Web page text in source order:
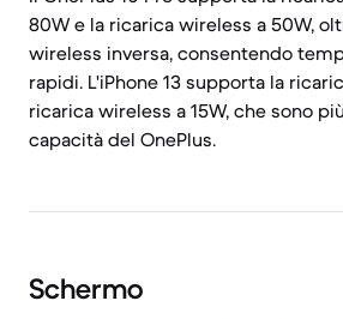
80W e la ricarica wireless a 50W,
wireless inversa, consentendo
rapidi. L'iPhone 13 supporta la
ricarica wireless a 15W, che sono
capacità del OnePlus.
Schermo